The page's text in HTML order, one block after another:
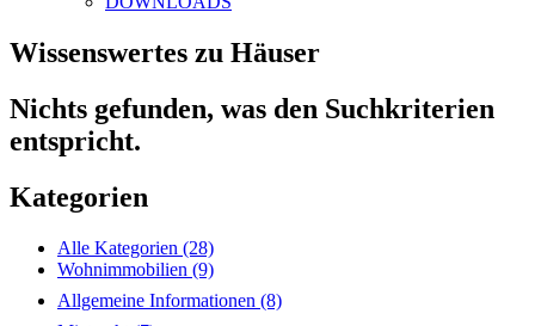
Wissenswertes zu Häuser
Nichts gefunden, was den Suchkriterien
entspricht.
Kategorien
Alle Kategorien (28)
Wohnimmobilien (9)
Allgemeine Informationen (8)